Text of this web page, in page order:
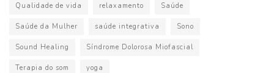
Qualidade de vida relaxamento Saúde
Saúde da Mulher saúde integrativa Sono
Sound Healing Síndrome Dolorosa Miofascial
Terapia do som yoga